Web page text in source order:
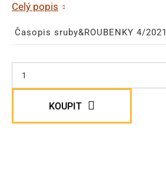
Celý popis
Časopis sruby&ROUBENKY 4/2021
KOUPIT